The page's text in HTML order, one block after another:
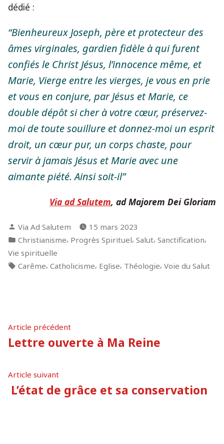
dédié :
“Bienheureux Joseph, père et protecteur des
âmes virginales, gardien fidèle à qui furent
confiés le Christ Jésus, l’innocence même, et
Marie, Vierge entre les vierges, je vous en prie
et vous en conjure, par Jésus et Marie, ce
double dépôt si cher à votre cœur, préservez-
moi de toute souillure et donnez-moi un esprit
droit, un cœur pur, un corps chaste, pour
servir à jamais Jésus et Marie avec une
aimante piété. Ainsi soit-il”
Via ad Salutem, ad Majorem Dei Gloriam
Publié
par
Via Ad Salutem
15 mars 2023
Publié
dans
Christianisme, Progrès Spirituel, Salut, Sanctification,
Vie spirituelle
Étiquettes :
Carême, Catholicisme, Eglise, Théologie, Voie du Salut
Navigation
de
l’article
Article précédentArticle
précédent :
Lettre ouverte à Ma Reine
Article suivantArticle
suivant
L’état de grâce et sa conservation